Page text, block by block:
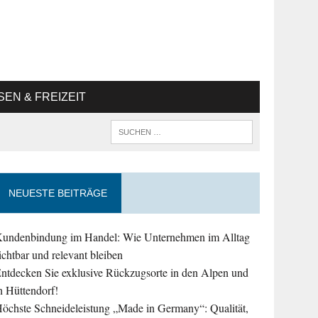
& FREIZEIT
NEUESTE BEITRÄGE
im Handel: Wie Unternehmen im Alltag
und relevant bleiben
Sie exklusive Rückzugsorte in den Alpen und
Hüttendorf!
Schneideleistung „Made in Germany“: Qualität,